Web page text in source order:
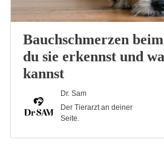
Bauchschmerzen
du sie erkennst und
kannst
Dr. Sam
Der Tierarzt an deiner
Seite.